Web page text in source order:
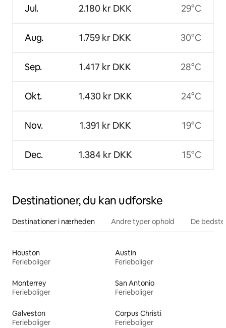
Jul.
Aug.
Sep.
Okt.
Nov.
Dec.
2.180 kr DKK
1.759 kr DKK
1.417 kr DKK
1.430 kr DKK
1.391 kr DKK
1.384 kr DKK
29°C
30°C
28°C
24°C
19°C
15°C
Destinationer, du kan udforske
Destinationer i nærheden Andre typer ophold De
Houston
Ferieboliger
Austin
Ferieboliger
Monterrey
Ferieboliger
San Antonio
Ferieboliger
Galveston
Ferieboliger
Corpus Christi
Ferieboliger